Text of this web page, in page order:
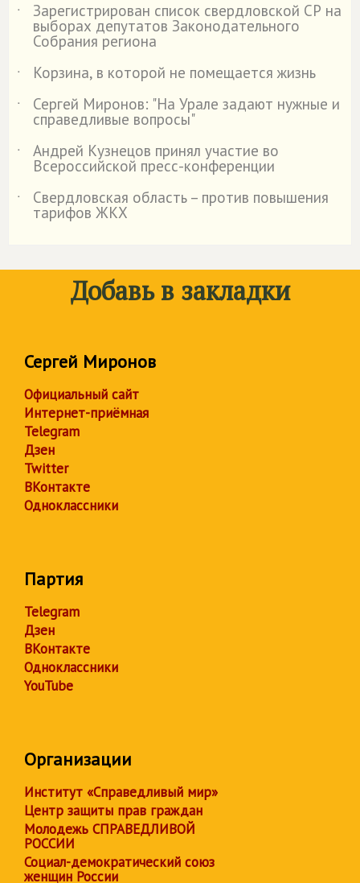
˙ Зарегистрирован список свердловской СР на
выборах депутатов Законодательного
Собрания региона
˙
Корзина, в которой не помещается жизнь
˙
Сергей Миронов: "На Урале задают нужные и
справедливые вопросы"
˙
Андрей Кузнецов принял участие во
Всероссийской пресс-конференции
˙
Свердловская область – против повышения
тарифов ЖКХ
Добавь в закладки
Сергей Миронов
Официальный сайт
Интернет-приёмная
Telegram
Дзен
Twitter
ВКонтакте
Одноклассники
Партия
Telegram
Дзен
ВКонтакте
Одноклассники
YouTube
Организации
Институт «Справедливый мир»
Центр защиты прав граждан
Молодежь СПРАВЕДЛИВОЙ
РОССИИ
Социал-демократический союз
женщин России